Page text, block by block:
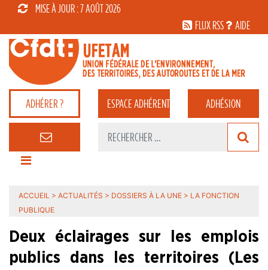
MISE À JOUR : 7 AOÛT 2026
FLUX RSS
AIDE
ADHÉRER ? ESPACEADHÉRENT ADHÉSION
ACCUEIL > ACTUALITÉS > DOSSIERS À LA UNE > LA FONCTION
PUBLIQUE
Deux éclairages sur les emplois
publics dans les territoires (Les